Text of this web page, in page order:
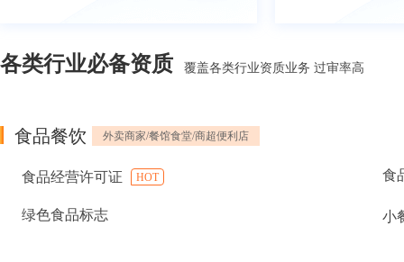
各类行业必备资质 覆盖各类行业资质业务 过审率高
食品餐饮 外卖商家/餐馆食堂/商超便利店
食品经营许可证 HOT 食
绿色食品标志 小